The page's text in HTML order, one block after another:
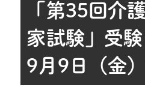
「第35回介
家試験」受
9月9日（金）